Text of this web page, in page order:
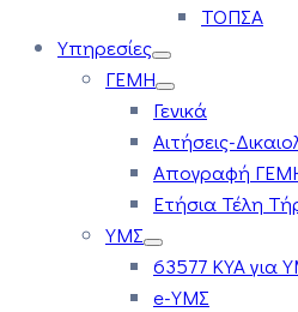
ΤΟΠΣΑ
Υπηρεσίες
ΓΕΜΗ
Γενικά
Αιτήσεις-
Απογραφή
Ετήσια Τέλη
ΥΜΣ
63577 ΚΥΑ για
e-ΥΜΣ